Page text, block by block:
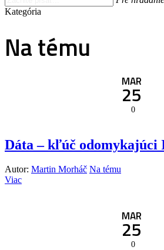
Close
Kategória
Na tému
MAR
25
0
Dáta – kľúč odomykajúci
Autor: Martin Morháč Na tému
Viac
MAR
25
0